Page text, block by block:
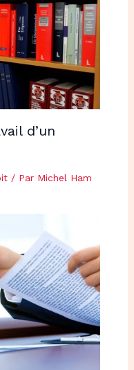
d’un
/ Par Michel Ham